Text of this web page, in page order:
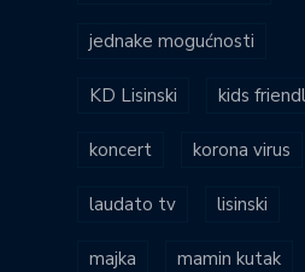
jednake mogućnosti
KD Lisinski kids
koncert korona virus
laudato tv lisinski
majka mamin kutak